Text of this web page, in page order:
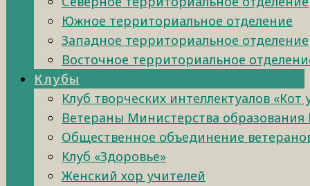
Южное территориальное отделение
Западное территориальное отделение
Восточное территориальное
Клубы
Клуб творческих интеллектуалов «Кот
Ветераны Министерства образования
Общественное объединение
Клуб «Здоровье»
Женский хор учителей